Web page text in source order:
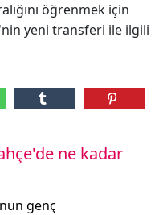
öğrenmek için
yeni transferi ile ilgili
ne kadar
genç